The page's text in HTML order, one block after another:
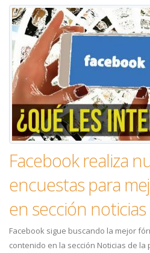
Facebook realiza
encuestas para
en sección noticias
Facebook sigue buscando la mejor
contenido en la sección Noticias de